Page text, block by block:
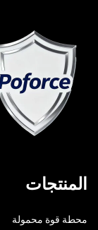
المنتجات
محطة قوة محمولة